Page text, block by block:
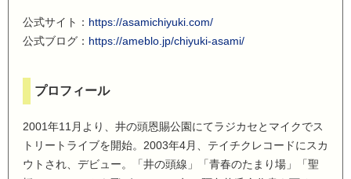
公式サイト： https://asamichiyuki.com/
公式ブログ： https://ameblo.jp/chiyuki-asami/
プロフィール
2001年11月より、井の頭恩賜公園にてラジカセとマイクでス
トリートライブを開始。2003年4月、テイチクレコードにスカ
ウトされ、デビュー。「井の頭線」「青春のたまり場」「聖